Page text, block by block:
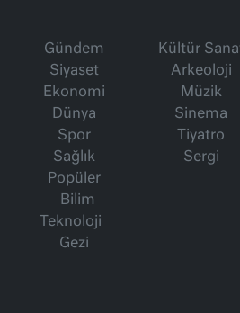
Gündem
Siyaset
Ekonomi
Dünya
Spor
Sağlık
Popüler
Bilim
Teknoloji
Gezi
Kültür
Arkeoloji
Müzik
Sinema
Tiyatro
Sergi